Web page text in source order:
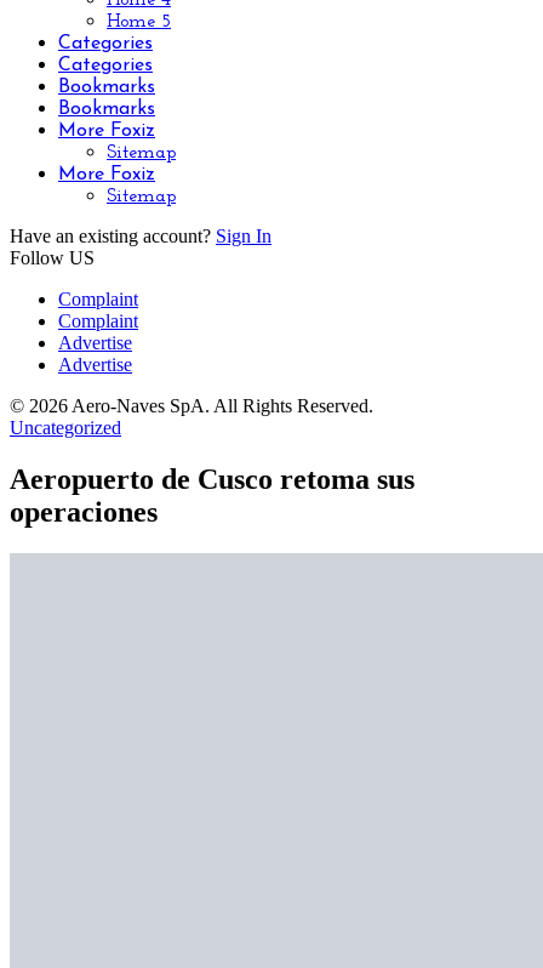
Home 5
Categories
Categories
Bookmarks
Bookmarks
More Foxiz
Sitemap
More Foxiz
Sitemap
Have an existing account? Sign In
Follow US
Complaint
Complaint
Advertise
Advertise
© 2026 Aero-Naves SpA. All Rights Reserved.
Uncategorized
Aeropuerto de Cusco retoma sus
operaciones